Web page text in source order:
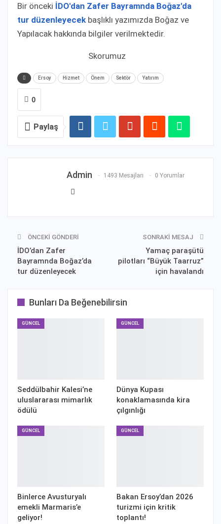
Bir önceki İDO'dan Zafer Bayramnda Boğaz'da
tur düzenleyecek başlıklı yazımızda Boğaz ve
Yapılacak hakkında bilgiler verilmektedir.
Skorumuz
Ersoy Hi̇zmet Önem Sektör Yatırım
0
Paylaş
Admin 1493 Mesajları 0 Yorumlar
ÖNCEKI GÖNDERI
İDO’dan Zafer
Bayramnda Boğaz’da
tur düzenleyecek
SONRAKI MESAJ
Yamaç paraşütü
pilotları “Büyük Taarruz”
için havalandı
Bunları Da Beğenebilirsin
GÜNCEL
Seddülbahir Kalesi’ne
uluslararası mimarlık
ödülü
GÜNCEL
Dünya Kupası
konaklamasında kira
çılgınlığı
GÜNCEL
Binlerce Avusturyalı
emekli Marmaris’e
geliyor!
GÜNCEL
Bakan Ersoy’dan 2026
turizmi için kritik
toplantı!